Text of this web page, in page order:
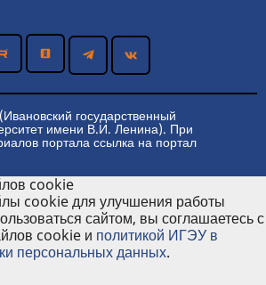
государственный
имени В.И. Ленина). При
портала ссылка на портал
cookie
cookie для улучшения работы
сайтом, вы соглашаетесь с
cookie и политикой ИГЭУ в
персональных данных.